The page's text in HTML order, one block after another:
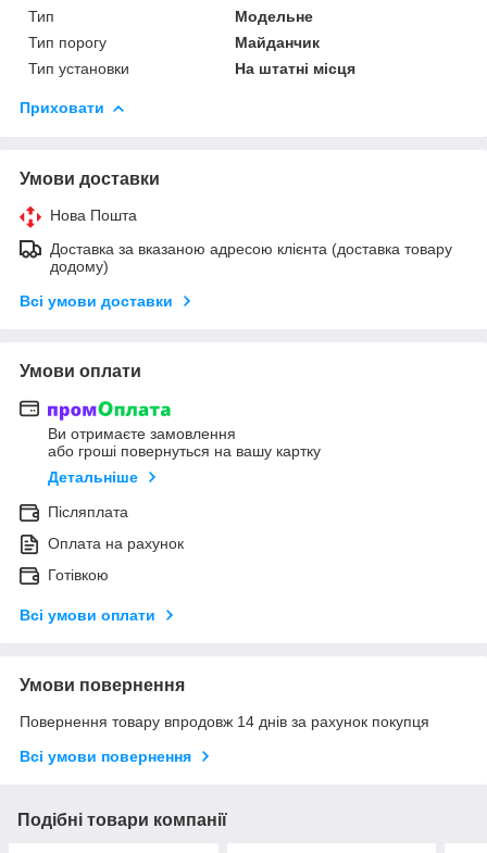
Тип
Модельне
Тип порогу
Майданчик
Тип установки
На штатні місця
Приховати
Умови доставки
Нова Пошта
Доставка за вказаною адресою клієнта (доставка товару
додому)
Всі умови доставки
Умови оплати
Ви отримаєте замовлення
або гроші повернуться на вашу картку
Детальніше
Післяплата
Оплата на рахунок
Готівкою
Всі умови оплати
Умови повернення
Повернення товару впродовж 14 днів за рахунок покупця
Всі умови повернення
Подібні товари компанії